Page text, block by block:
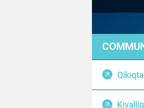
Kivalliq